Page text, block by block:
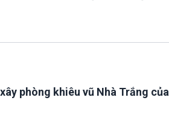
phòng khiêu vũ Nhà Trắng của